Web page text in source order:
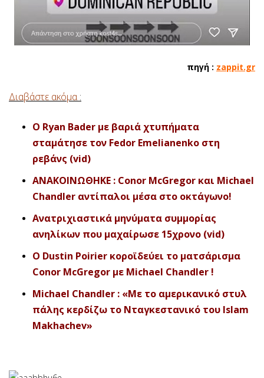
πηγή : zappit.gr
Διαβάστε ακόμα:
O Ryan Bader με βαριά χτυπήματα
σταμάτησε τον Fedor Emelianenko στη
ρεβάνς (vid)
ΑΝΑΚΟΙΝΩΘΗΚΕ : Conor McGregor και Michael
Chandler αντίπαλοι μέσα στο οκτάγωνο!
Ανατριχιαστικά μηνύματα συμμορίας
ανηλίκων που μαχαίρωσε 15χρονο (vid)
O Dustin Poirier κοροϊδεύει το ματσάρισμα
Conor McGregor με Michael Chandler !
Michael Chandler : «Με το αμερικανικό στυλ
πάλης κερδίζω το Νταγκεστανικό του Islam
Makhachev»